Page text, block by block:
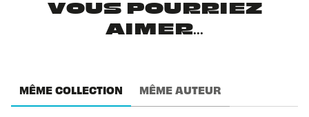
VOUS POURRIEZ
AIMER...
MÊME COLLECTION MÊME AUTEUR